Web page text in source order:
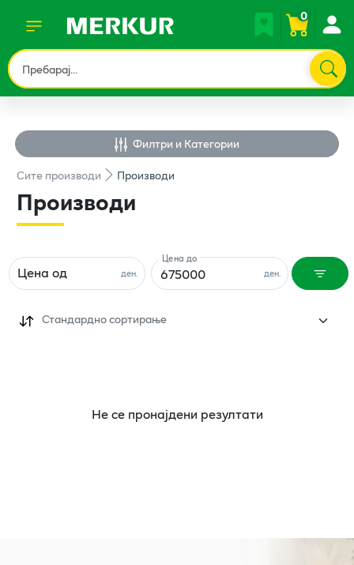
0
Филтри и Категории
Ситепроизводи Производи
Производи
ден.
Цена од ден.
Цена до
Стандардно сортирање
Не се пронајдени резултати